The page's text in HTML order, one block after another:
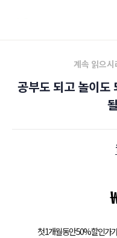
계속 읽으
공부도 되고 놀이도
첫 1개월 동안 50% 할인가